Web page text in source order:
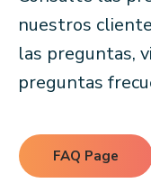
nuestros
las preguntas,
preguntas
FAQ Page